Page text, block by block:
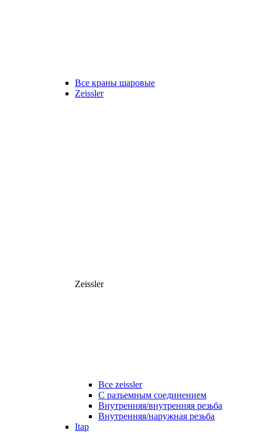
Все краны шаровые
Zeissler
Zeissler
Все zeissler
С разъемным соединением
Внутренняя/внутренняя резьба
Внутренняя/наружная резьба
Itap